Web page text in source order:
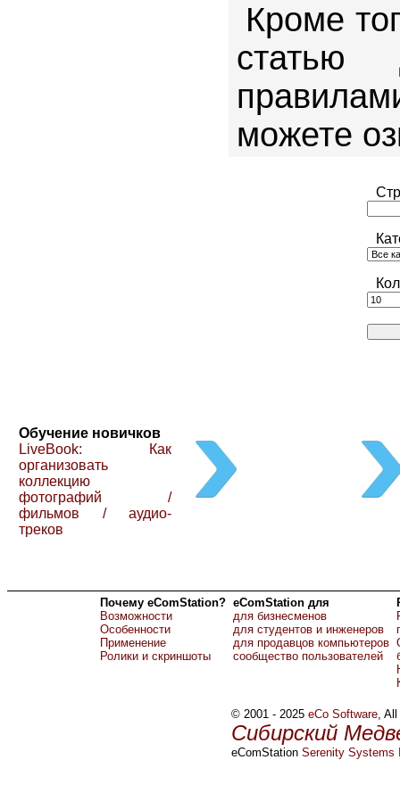
Кроме
можете
Обучение новичков
LiveBook: Как
организовать
коллекцию
фотографий /
фильмов / аудио-
треков
Почему eComStation?
Возможности
Особенности
Применение
Ролики и скриншоты
eComStation для
для бизнесменов
для студентов и инженеров
для продавцов компьютеров
сообщество пользователей
© 2001 - 2025 eCo Software, All
Сибирский
eComStation Serenity Systems